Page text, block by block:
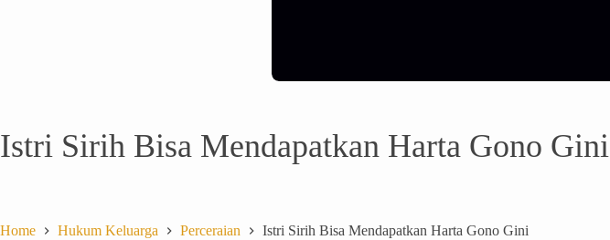
Istri Sirih Bisa Mendapatkan Harta Gono Gini
Home Hukum Keluarga Perceraian Istri Sirih Bisa Mendapatkan Harta Gono Gini